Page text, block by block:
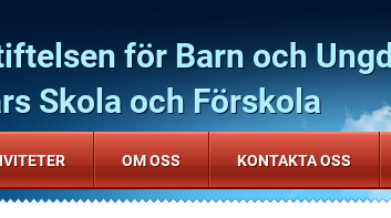
för Barn och
Skola och Förskola
OM OSS KONTAKTA OSS